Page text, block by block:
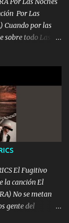
Por Las
Cuando por las
todo Las
un beso y tú te vas
hay nadie
sencible e
la ropa Clip
un ángel eres
Y
me dejaras
El Fugitivo
la canción El
No se metan
gente del